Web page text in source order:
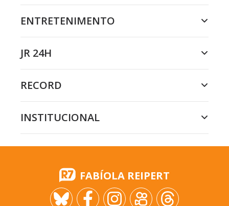
ENTRETENIMENTO
JR 24H
RECORD
INSTITUCIONAL
FABÍOLA REIPERT